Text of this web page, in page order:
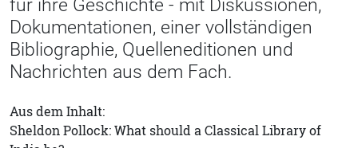
Dokumentationen, einer vollständigen
Bibliographie, Quelleneditionen und
Nachrichten aus dem Fach.
Aus dem Inhalt:
Sheldon Pollock: What should a Classical Library of